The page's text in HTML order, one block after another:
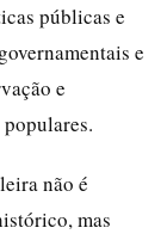
públicas e
e
e
não é
mas